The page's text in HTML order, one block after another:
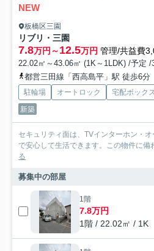
NEW
板橋区三園
リブリ・三園
7.8万円～12.5万円 管理/共益費
22.02㎡～43.06㎡ (1K～1LDK) /予定 /
都営三田線「西高島平」駅 徒歩6分
駐輪場 オートロック 宅配ボックス
新築
セキュリティ面は、TVインターホン・
で安心して生活できます。この物件に備
る
募集中の部屋
1階
7.8万円
1階 / 22.02㎡ / 1K